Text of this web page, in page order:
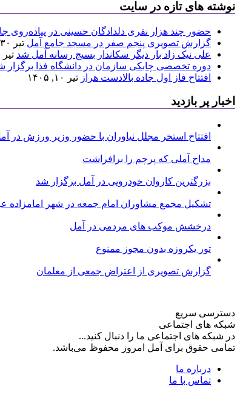
نوشته های تازه در سایت
حضور چند هزار نفری دلدادگان حسینی در پیاده‌روی
گزارش تصویری پنجم صفر در مسجد جامع آمل تیر ۳۰, ۱۴۰۵
علی نیک زاد بار دیگر سکاندار بسیج رسانه آمل شد تیر ۲۷, ۱۴۰۵
دوره تخصصی چابکی سازمان در دانشگاه فذا برگزار
افتتاح فاز اول جاده بالادست هراز تیر ۱۰, ۱۴۰۵
اخبار پر بازدید
افتتاح استخر مجلل نیاوران با حضور وزیر ورزش در
مداح آملی که پرچم را برافراشت
بزرگترین کاروان خودرویی در آمل برگزار شد
تشکیل مجمع مشاوران امام جمعه در شهر امامزاده
درخشش موکب های مردمی در آمل
تور یکروزه بدون مجوز ممنوع
گزارش تصویری از اعتراض جمعی از معلمان
دسترسی سریع
شبکه های اجتماعی
در شبکه های اجتماعی ما را دنبال کنید...
تمامی حقوق برای آمل امروز محفوظ می‌باشد.
درباره ما
تماس با ما